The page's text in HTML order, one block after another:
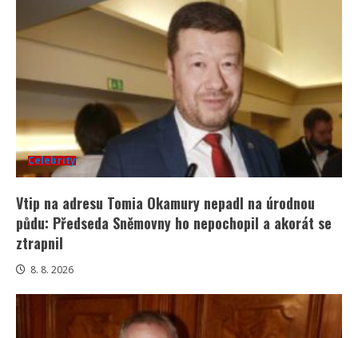
Celebrity
Vtip na adresu Tomia Okamury nepadl na úrodnou
půdu: Předseda Sněmovny ho nepochopil a akorát se
ztrapnil
8. 8. 2026